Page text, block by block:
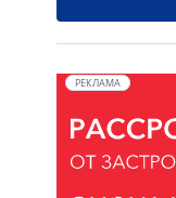
РЕКЛАМА